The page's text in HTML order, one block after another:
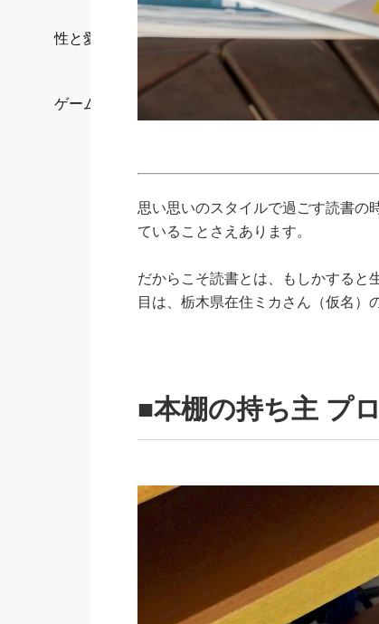
性と愛
ゲーム
思い思いのスタイルで過ごす読書の
ていることさえあります。
だからこそ読書とは、もしかすると
目は、栃木県在住ミカさん（仮名）
■本棚の持ち主 プ